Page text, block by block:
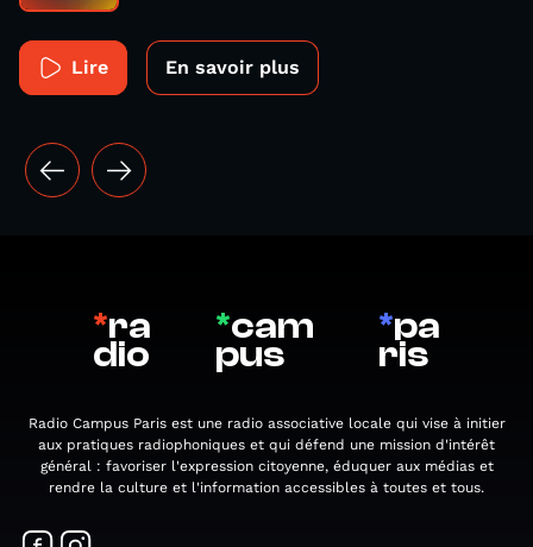
Lire En savoir plus
*ra
dio
*cam
pus
*pa
ris
Radio Campus Paris est une radio associative locale qui vise à initier
aux pratiques radiophoniques et qui défend une mission d'intérêt
général : favoriser l'expression citoyenne, éduquer aux médias et
rendre la culture et l'information accessibles à toutes et tous.